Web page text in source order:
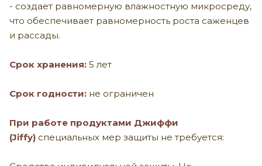
- создает равномерную влажностную микросреду,
что обеспечивает равномерность роста саженцев
и рассады.
Срок хранения: 5 лет
Срок годности: не ограничен
При работе продуктами Джиффи
(Jiffy) cпециальных мер защиты не требуется: